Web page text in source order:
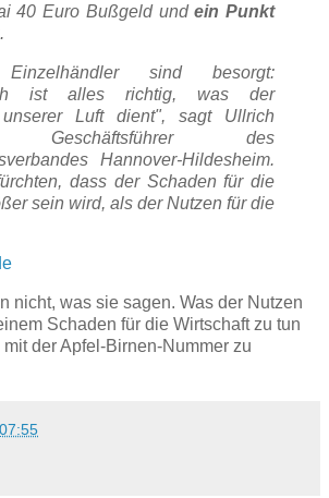
40 Euro Bußgeld undein Punkt
.
Einzelhändler sind besorgt:
ist alles richtig, was der
unserer Luft dient", sagt Ullrich
Geschäftsführer des
Hannover-Hildesheim.
dass der Schaden für die
sein wird, als der Nutzen für die
nicht, was sie sagen. Was der Nutzen
Schaden für die Wirtschaft zu tun
der Apfel-Birnen-Nummer zu
07:55